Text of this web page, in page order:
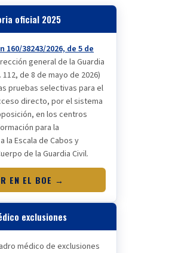
oficial 2025
160/38243/2026, de 5 de
general de la Guardia
112, de 8 de mayo de 2026)
pruebas selectivas para el
directo, por el sistema
en los centros
para la
la Escala de Cabos y
de la Guardia Civil.
EN EL BOE →
exclusiones
médico de exclusiones